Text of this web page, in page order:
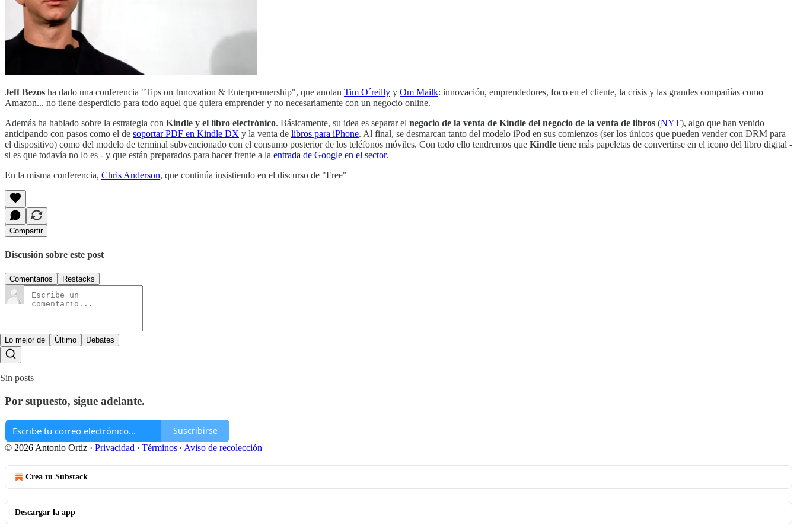
Jeff Bezos ha dado una conferencia "Tips on Innovation & Enterprenuership", que anotan Tim O´reilly y Om Mailk: innovación, emprendedores, foco en el cliente, la crisis y las grandes compañías como
Amazon... no tiene desperdicio para todo aquel que quiera emprender y no necesariamente con un negocio online.
Además ha hablado sobre la estrategia con Kindle y el libro electrónico. Básicamente, su idea es separar el negocio de la venta de Kindle del negocio de la venta de libros (NYT), algo que han venido
anticipando con pasos como el de soportar PDF en Kindle DX y la venta de libros para iPhone. Al final, se desmarcan tanto del modelo iPod en sus comienzos (ser los únicos que pueden vender con DRM para
el dispositivo) como del modelo de terminal subvencionado con el consumo posterior de los teléfonos móviles. Con todo ello tendremos que Kindle tiene más papeletas de convertirse en el icono del libro digital -
si es que todavía no lo es - y que están preparados para hacer frente a la entrada de Google en el sector.
En la misma conferencia, Chris Anderson, que continúa insistiendo en el discurso de "Free"
Compartir
Discusión sobre este post
Comentarios Restacks
Lo mejor de Último Debates
Sin posts
Por supuesto, sigue adelante.
Suscribirse
© 2026 Antonio Ortiz · Privacidad ∙ Términos ∙ Aviso de recolección
Crea tu Substack
Descargar la app